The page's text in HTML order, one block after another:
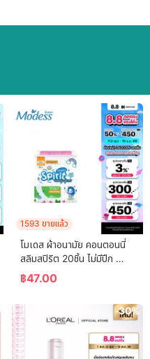
1593 ขายแล้ว
โมเดส ผ้าอนามัย คอนตอนนี่
สลิมสปิริต 20ชิ้น ไม่มีปีก
Modess Sanitary Napkin
Cottony Slim Spirit 20
pcs. Non-Wing
฿47.00
-30%